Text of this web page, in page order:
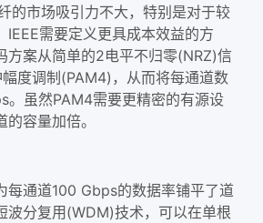
的市场吸引力不大，特别是对于较
IEEE需要定义更具成本效益的方
方案从简单的2电平不归零(NRZ)信
度调制(PAM4)，从而将每通道数
。虽然PAM4需要更精密的有源设
容量加倍。
每通道100 Gbps的数据率铺平了道
波分复用(WDM)技术，可以在单根